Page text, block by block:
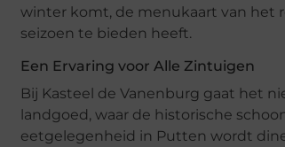
winter komt, de menukaart van het
seizoen te bieden heeft.
Een Ervaring voor Alle Zintuigen
Bij Kasteel de Vanenburg gaat het
landgoed, waar de historische
eetgelegenheid in Putten wordt